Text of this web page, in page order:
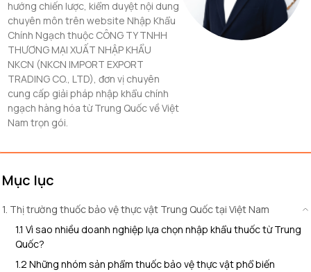
hướng chiến lược, kiểm duyệt nội dung
chuyên môn trên website Nhập Khẩu
Chính Ngạch thuộc CÔNG TY TNHH
THƯƠNG MẠI XUẤT NHẬP KHẨU
NKCN (NKCN IMPORT EXPORT
TRADING CO., LTD), đơn vị chuyên
cung cấp giải pháp nhập khẩu chính
ngạch hàng hóa từ Trung Quốc về Việt
Nam trọn gói.
Mục lục
1. Thị trường thuốc bảo vệ thực vật Trung Quốc tại Việt Nam
1.1 Vì sao nhiều doanh nghiệp lựa chọn nhập khẩu thuốc từ Trung
Quốc?
1.2 Những nhóm sản phẩm thuốc bảo vệ thực vật phổ biến